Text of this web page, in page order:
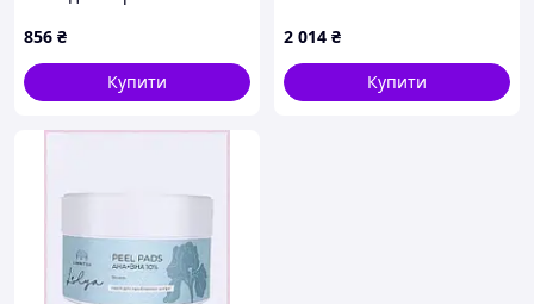
856 ₴
Купити
816P333C5H
2 014 ₴
Купити